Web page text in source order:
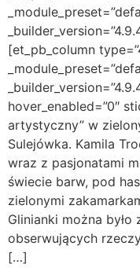
[et_pb_column
hover_enabled=”0″
artystyczny” w
Sulejówka. Kamila
wraz z pasjonatami
świecie barw, pod
zielonymi
Glinianki można
obserwujących
[…]